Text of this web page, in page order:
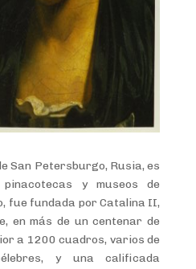
San Petersburgo, Rusia, es
y museos de
fue fundada por Catalina II,
en más de un centenar de
a 1200 cuadros, varios de
y una calificada